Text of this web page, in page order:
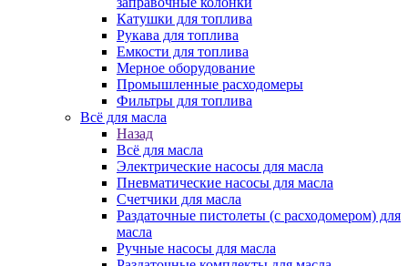
Катушки для топлива
Рукава для топлива
Емкости для топлива
Мерное оборудование
Промышленные расходомеры
Фильтры для топлива
Всё для масла
Назад
Всё для масла
Электрические насосы для масла
Пневматические насосы для масла
Счетчики для масла
Раздаточные пистолеты (с расходомером) для
масла
Ручные насосы для масла